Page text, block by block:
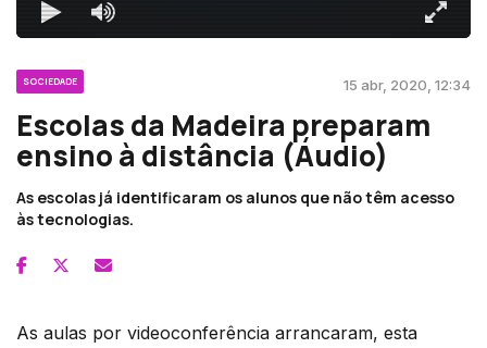
SOCIEDADE 15 abr, 2020, 12:34
Escolas da Madeira preparam
ensino à distância (Áudio)
As escolas já identificaram os alunos que não têm acesso
às tecnologias.
As aulas por videoconferência arrancaram, esta